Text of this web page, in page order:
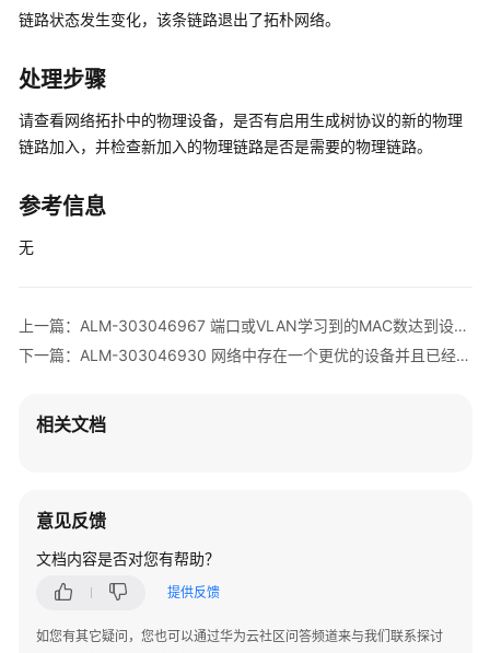
更
档
规
格
单
设
警
V300
版
AR
备
链路状态发生变化，该条链路退出了拓朴网络。
处理步骤
请查看网络拓扑中的物理设备，是否有启用生成树协议的新的物理
链路加入，并检查新加入的物理链路是否是需要的物理链路。
参考信息
无
上一篇：ALM-303046967 端口或VLAN学习到的MAC数达到设置的值
下一篇：ALM-303046930 网络中存在一个更优的设备并且已经成为根桥，当前设备根桥地位不能再保持产生此告警
相关文档
意见反馈
文档内容是否对您有帮助？
提供反馈
如您有其它疑问，您也可以通过华为云社区问答频道来与我们联系探讨